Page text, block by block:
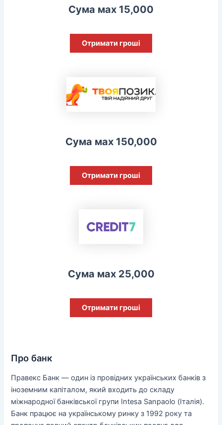
Сума мах 15,000
Отримати гроші
Сума мах 150,000
Отримати гроші
Сума мах 25,000
Отримати гроші
Про банк
Правекс Банк — один із провідних українських банків з
іноземним капіталом, який входить до складу
міжнародної банківської групи Intesa Sanpaolo (Італія).
Банк працює на українському ринку з 1992 року та